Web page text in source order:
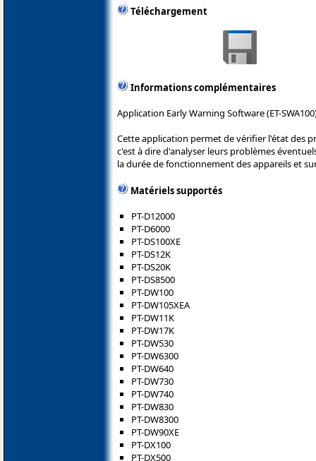
Téléchargement
Informations complémentaires
Application Early Warning Software (ET-
Cette application permet de vérifier l'état des
c'est à dire d'analyser leurs problèmes
la durée de fonctionnement des appareils et
Matériels supportés
PT-D12000
PT-D6000
PT-DS100XE
PT-DS12K
PT-DS20K
PT-DS8500
PT-DW100
PT-DW105XEA
PT-DW11K
PT-DW17K
PT-DW530
PT-DW6300
PT-DW640
PT-DW730
PT-DW740
PT-DW830
PT-DW8300
PT-DW90XE
PT-DX100
PT-DX500